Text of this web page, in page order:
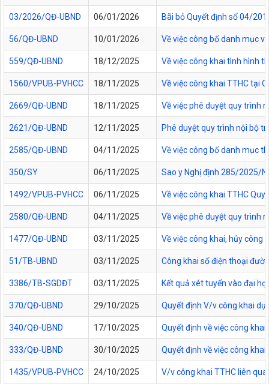
03/2026/QĐ-UBND 06/01/2026 Bãi bỏ Quyết định số 04/
56/QĐ-UBND 10/01/2026 Về việc công bố danh mục
559/QĐ-UBND 18/12/2025 Về việc công khai tình hình
1560/VPUB-PVHCC 18/11/2025 Về việc công khai TTHC tại
2669/QĐ-UBND 18/11/2025 Về việc phê duyệt quy trình
2621/QĐ-UBND 12/11/2025 Phê duyệt quy trình nội bộ
2585/QĐ-UBND 04/11/2025 Về việc công bố danh mục
350/SY 06/11/2025 Sao y Nghị định 285/2025/
1492/VPUB-PVHCC 06/11/2025 Về việc công khai TTHC
2580/QĐ-UBND 04/11/2025 Về việc phê duyệt quy trình
1477/QĐ-UBND 03/11/2025 Về việc công khai, hủy công
51/TB-UBND 03/11/2025 Công khai số điện thoại
3386/TB-SGDĐT 03/11/2025 Kết quả xét tuyển vào đại
370/QĐ-UBND 29/10/2025 Quyết định V/v công khai
340/QĐ-UBND 17/10/2025 Quyết định về việc công
333/QĐ-UBND 30/10/2025 Quyết định về việc công
1435/VPUB-PVHCC 24/10/2025 V/v công khai TTHC liên